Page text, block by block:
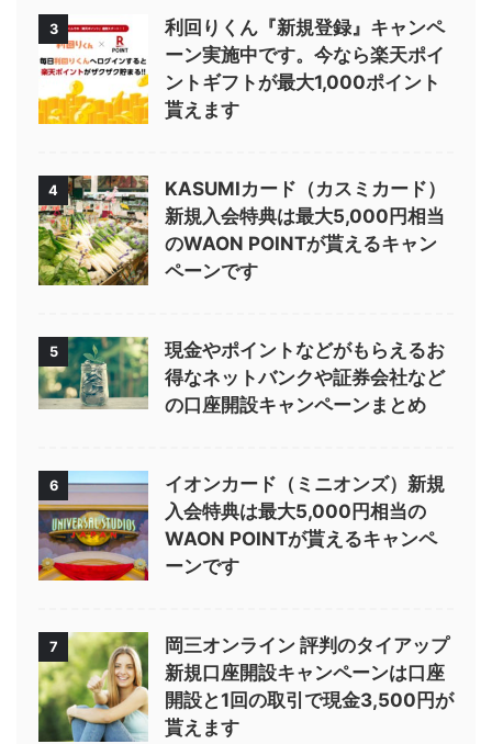
3
利回りくん『新規登録』キャンペ
ーン実施中です。今なら楽天ポイ
ントギフトが最大1,000ポイント
貰えます
4
KASUMIカード（カスミカード）
新規入会特典は最大5,000円相当
のWAON POINTが貰えるキャン
ペーンです
5
現金やポイントなどがもらえるお
得なネットバンクや証券会社など
の口座開設キャンペーンまとめ
6
イオンカード（ミニオンズ）新規
入会特典は最大5,000円相当の
WAON POINTが貰えるキャンペ
ーンです
7
岡三オンライン 評判のタイアップ
新規口座開設キャンペーンは口座
開設と1回の取引で現金3,500円が
貰えます